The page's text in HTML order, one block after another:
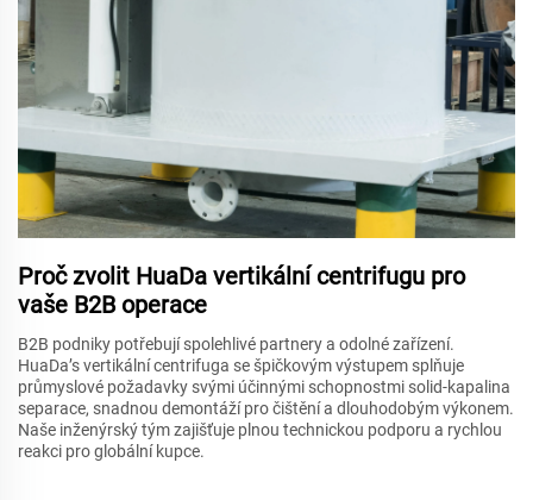
Proč zvolit HuaDa vertikální centrifugu pro
vaše B2B operace
B2B podniky potřebují spolehlivé partnery a odolné zařízení.
HuaDa’s vertikální centrifuga se špičkovým výstupem splňuje
průmyslové požadavky svými účinnými schopnostmi solid-kapalina
separace, snadnou demontáží pro čištění a dlouhodobým výkonem.
Naše inženýrský tým zajišťuje plnou technickou podporu a rychlou
reakci pro globální kupce.